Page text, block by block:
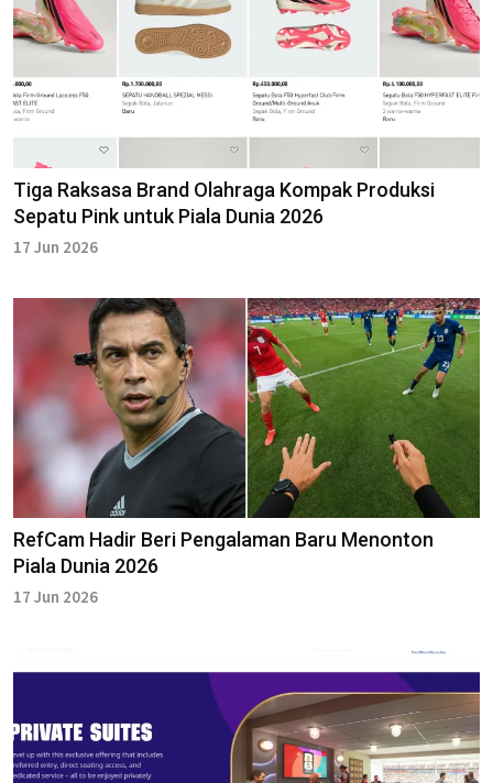
Tiga Raksasa Brand Olahraga Kompak Produksi
Sepatu Pink untuk Piala Dunia 2026
17 Jun 2026
RefCam Hadir Beri Pengalaman Baru Menonton
Piala Dunia 2026
17 Jun 2026